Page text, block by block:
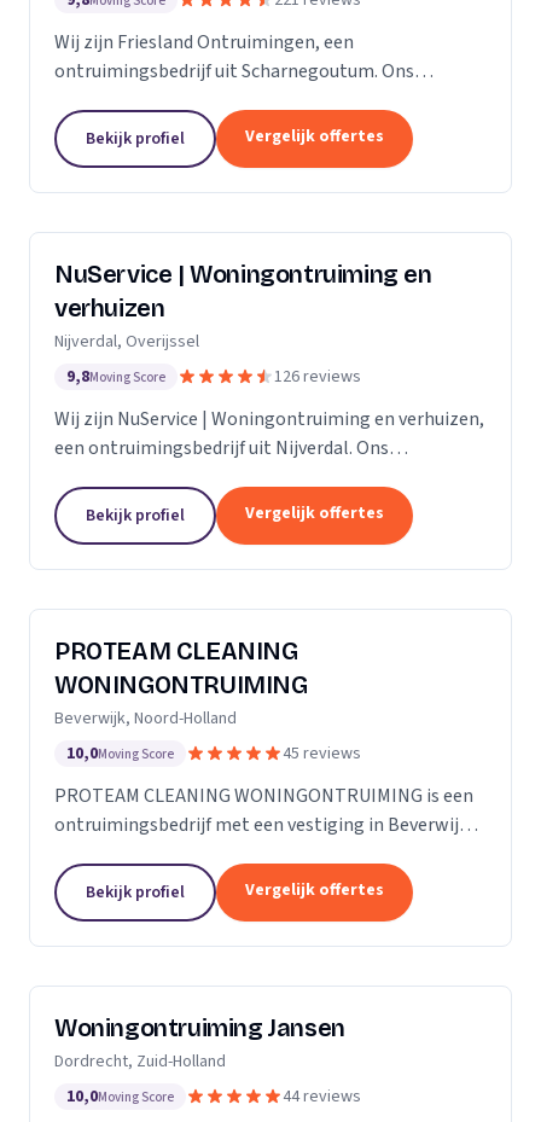
Wij zijn Friesland Ontruimingen, een
ontruimingsbedrijf uit Scharnegoutum. Ons
Bekijk profiel Vergelijk offertes
NuService | Woningontruiming en
verhuizen
Nijverdal, Overijssel
9,8Moving Score 126 reviews
Wij zijn NuService | Woningontruiming en verhuizen,
een ontruimingsbedrijf uit Nijverdal. Ons
Bekijk profiel Vergelijk offertes
PROTEAM CLEANING
WONINGONTRUIMING
Beverwijk, Noord-Holland
10,0Moving Score 45 reviews
PROTEAM CLEANING WONINGONTRUIMING is een
ontruimingsbedrijf met een vestiging in Beverwijk.
Bekijk profiel Vergelijk offertes
Woningontruiming Jansen
Dordrecht, Zuid-Holland
10,0Moving Score 44 reviews